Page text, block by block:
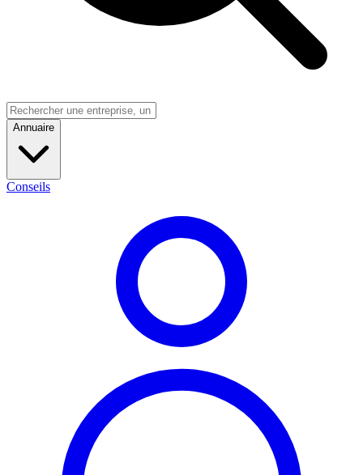
Annuaire
Conseils